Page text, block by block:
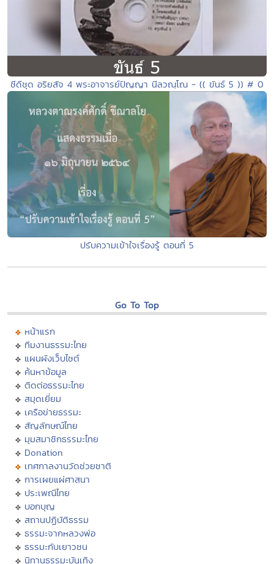
ซีดีชุด อริยสัจ 4 พระอาจารย์ปัญญา นีลวณฺโณ - (( ขันธ์ 5 )) # 0
ปรับความเข้าใจเรื่องรู้ ตอนที่ 5
Go To Top
หน้าแรก
ทีมงานธรรมะไทย
แผนผังเว็บไซต์
ค้นหาข้อมูล
ติดต่อธรรมะไทย
สมุดเยี่ยม
เครือข่ายธรรมะ
สัญลักษณ์ไทย
มุมสมาชิกธรรมะไทย
Donation
เทศกาลงานวัดช่วยชาติ
การเผยแผ่ศาสนา
ประเพณีไทย
บอกบุญ
สถานปฏิบัติธรรม
ธรรมะจากหลวงพ่อ
ธรรมะกับเยาวชน
นิทานธรรมะบันเทิง